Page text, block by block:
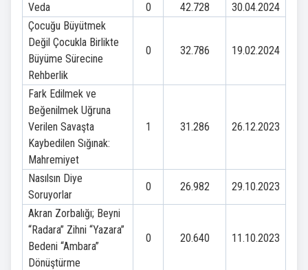
Veda 0 42.728
30.04.2024
Çocuğu Büyütmek
Değil Çocukla Birlikte
Büyüme Sürecine
Rehberlik
0 32.786 19.02.2024
Fark Edilmek ve
Beğenilmek Uğruna
Verilen Savaşta
Kaybedilen Sığınak:
Mahremiyet
1 31.286 26.12.2023
Nasılsın Diye
Soruyorlar
0 26.982 29.10.2023
Akran Zorbalığı; Beyni
“Radara” Zihni “Yazara”
Bedeni “Ambara”
Dönüştürme
0 20.640 11.10.2023